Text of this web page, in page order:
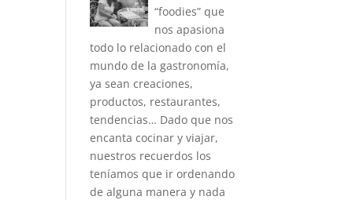
“foodies” que
nos apasiona
todo lo relacionado con el
mundo de la gastronomía,
ya sean creaciones,
productos, restaurantes,
tendencias… Dado que nos
encanta cocinar y viajar,
nuestros recuerdos los
teníamos que ir ordenando
de alguna manera y nada